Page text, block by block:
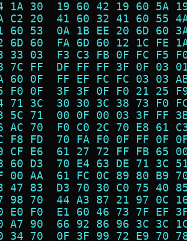
1A 30  19 60 42 19 60 5A
C2 20  41 60 32 41 60 55
60 53  0A 1B EE 20 6D 60
6D 60  FA 6D 60 12 1C FE
33 03  F3 C3 FB 0F FC F5
7C FF  DF FF FF 3F 0F 03
60 0F  FF EF FC FC 03 03
F0 0F  3F 3F 0F F0 21 25
71 3C  30 30 3C 38 73 F0
5C 71  00 0F 00 03 3F FF
AC 70  F0 C0 2C 70 E8 61
F8 FD  70 FA F0 0F FF 0F
CF E6  61 27 72 FF FB 65
60 D3  70 E4 63 DE 71 3C
00 AA  61 FC 0C 89 80 B9
47 83  D3 70 30 C0 75 40
98 70  44 A3 87 21 97 0C
E0 F0  E1 60 46 73 7F EF
A7 90  66 92 86 96 3C 3C
34 70  0F 3F 99 72 E9 70